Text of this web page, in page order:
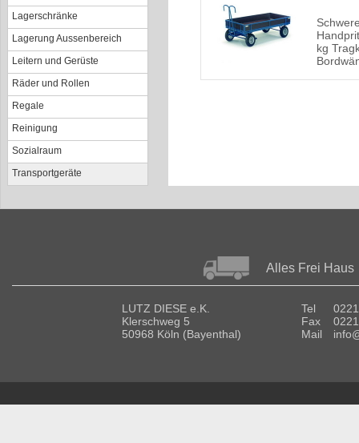
Lagerschränke
Lagerung Aussenbereich
Leitern und Gerüste
Räder und Rollen
Regale
Reinigung
Sozialraum
Transportgeräte
kg
Alles Frei Haus
LUTZ DIESE e.K.
Klerschweg 5
50968 Köln (Bayenthal)
Tel
Fax
Mail